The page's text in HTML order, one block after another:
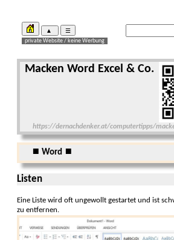
Macken Word Excel & Co.
https://dernachdenker.at/computertipps/
⏹ Word ⏹
Listen
Eine Liste wird oft ungewollt gestartet und ist
zu entfernen.